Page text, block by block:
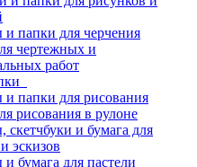
папки для черчения
чертежных и
работ
папки для рисования
рисования в рулоне
скетчбуки и бумага для
эскизов
бумага для пастели